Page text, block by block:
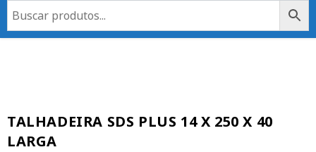
TALHADEIRA SDS PLUS 14 X 250 X 40
LARGA